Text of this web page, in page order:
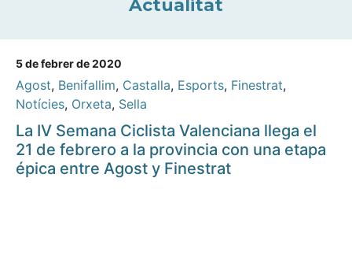
Actualitat
5 de febrer de 2020
Agost, Benifallim, Castalla, Esports, Finestrat,
Notícies, Orxeta, Sella
La IV Semana Ciclista Valenciana llega el
21 de febrero a la provincia con una etapa
épica entre Agost y Finestrat